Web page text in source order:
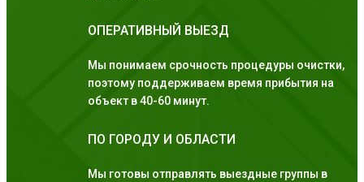
ОПЕРАТИВНЫЙ ВЫЕЗД
Мы понимаем срочность процедуры очистки,
поэтому поддерживаем время прибытия на
объект в 40-60 минут.
ПО ГОРОДУ И ОБЛАСТИ
Мы готовы отправлять выездные группы в